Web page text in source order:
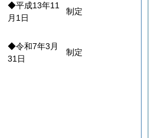
◆平成13年11
月1日
制定
◆令和7年3月
31日
制定